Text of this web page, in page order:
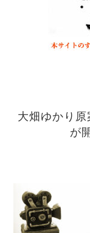
大畑ゆかり
が